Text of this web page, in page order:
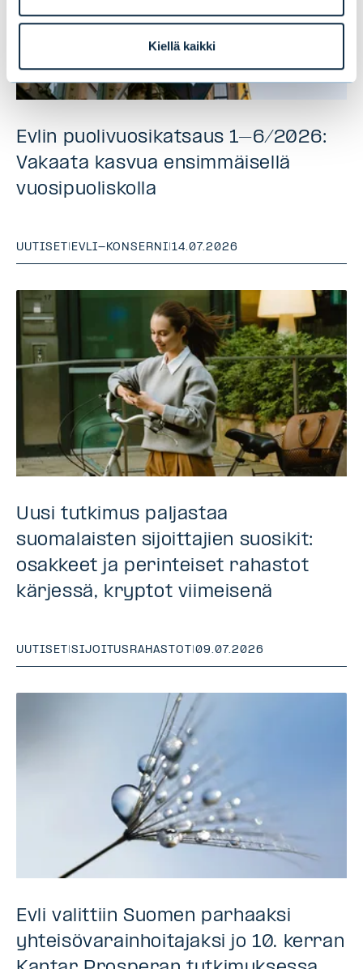
Kiellä kaikki
Evlin puolivuosikatsaus 1–6/2026:
Vakaata kasvua ensimmäisellä
vuosipuoliskolla
UUTISET | EVLI-KONSERNI|14.07.2026
Uusi tutkimus paljastaa
suomalaisten sijoittajien suosikit:
osakkeet ja perinteiset rahastot
kärjessä, kryptot viimeisenä
UUTISET SIJOITUSRAHASTOT |09.07.2026
Evli valittiin Suomen parhaaksi
yhteisövarainhoitajaksi jo 10. kerran